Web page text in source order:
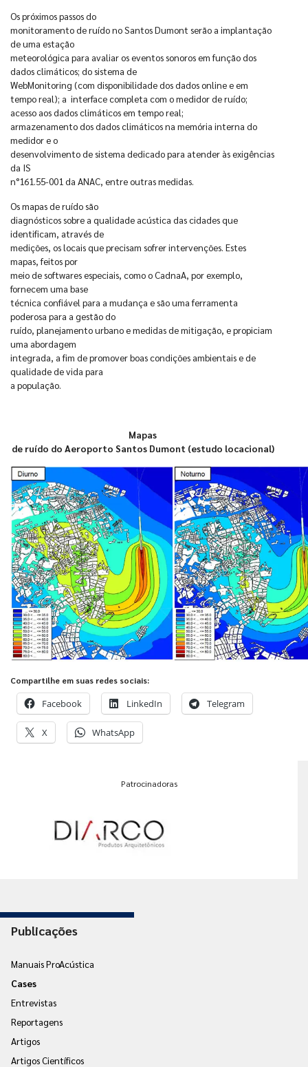
Os próximos passos do
monitoramento de ruído no Santos Dumont serão a implantação
de uma estação
meteorológica para avaliar os eventos sonoros em função dos
dados climáticos; do sistema de
WebMonitoring (com disponibilidade dos dados online e em
tempo real); a interface completa com o medidor de ruído;
acesso aos dados climáticos em tempo real;
armazenamento dos dados climáticos na memória interna do
medidor e o
desenvolvimento de sistema dedicado para atender às exigências
da IS
n°161.55-001 da ANAC, entre outras medidas.
Os mapas de ruído são
diagnósticos sobre a qualidade acústica das cidades que
identificam, através de
medições, os locais que precisam sofrer intervenções. Estes
mapas, feitos por
meio de softwares especiais, como o CadnaA, por exemplo,
fornecem uma base
técnica confiável para a mudança e são uma ferramenta
poderosa para a gestão do
ruído, planejamento urbano e medidas de mitigação, e propiciam
uma abordagem
integrada, a fim de promover boas condições ambientais e de
qualidade de vida para
a população.
Mapas
de ruído do Aeroporto Santos Dumont (estudo locacional)
Compartilhe em suas redes sociais:
Facebook LinkedIn Telegram
X WhatsApp
Patrocinadoras
Publicações
Manuais ProAcústica
Cases
Entrevistas
Reportagens
Artigos
Artigos Científicos